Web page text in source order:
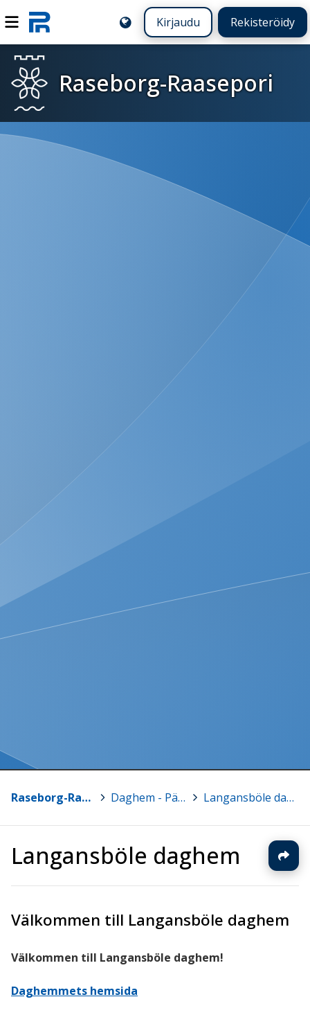
Kirjaudu Rekisteröidy
Raseborg-Raasepori
Raseborg-Raasepori > Daghem - Päiväkoti > Langansböle daghem
Langansböle daghem
Välkommen till Langansböle daghem
Välkommen till Langansböle daghem!
Daghemmets hemsida